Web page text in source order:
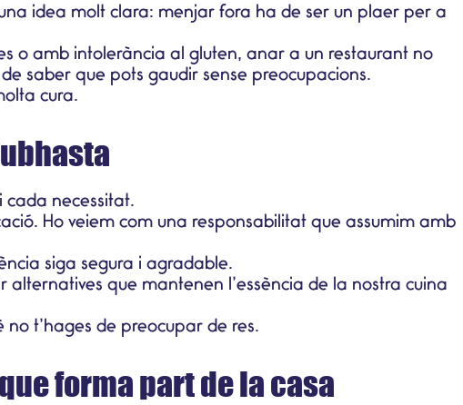
idea molt clara: menjar fora ha de ser un plaer per a
o amb intolerància al gluten, anar a un restaurant no
saber que pots gaudir sense preocupacions.
cura.
cada necessitat.
Ho veiem com una responsabilitat que assumim amb
siga segura i agradable.
que mantenen l’essència de la nostra cuina
t’hages de preocupar de res.
forma part de la casa